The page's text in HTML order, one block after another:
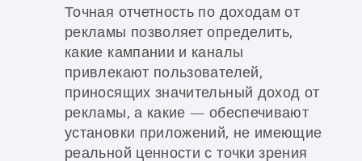
Точная отчетность по доходам от
рекламы позволяет определить,
какие кампании и каналы
привлекают пользователей,
приносящих значительный доход от
рекламы, а какие — обеспечивают
установки приложений, не имеющие
реальной ценности с точки зрения